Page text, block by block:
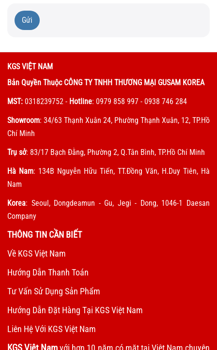
Gửi
KGS VIỆT NAM
Bản Quyền Thuộc CÔNG TY TNHH THƯƠNG MẠI GUSAM KOREA
MST: 0318239752 - Hotline: 0979 858 997 - 0938 746 284
Showroom: 34/63 Thạnh Xuân 24, Phường Thạnh Xuân, 12, TP.Hồ
Chí Minh
Trụ sở: 83/17 Bạch Đằng, Phường 2, Q.Tân Bình, TP.Hồ Chí Minh
Hà Nam: 134B Nguyễn Hữu Tiến, TT.Đồng Văn, H.Duy Tiên, Hà
Nam
Korea: Seoul, Dongdeamun - Gu, Jegi - Dong, 1046-1 Daesan
Company
THÔNG TIN CẦN BIẾT
Về KGS Việt Nam
Hướng Dẫn Thanh Toán
Tư Vấn Sử Dụng Sản Phẩm
Hướng Dẫn Đặt Hàng Tại KGS Việt Nam
Liên Hệ Với KGS Việt Nam
với hơn 10 năm có mặt tại Việt Nam chuyên